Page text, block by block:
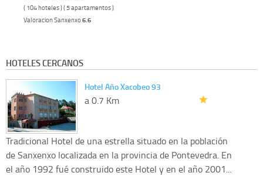
( 104 hoteles ) ( 5 apartamentos )
Valoracion Sanxenxo6.6
HOTELES CERCANOS
Hotel Año Xacobeo 93
a 0.7 Km
Tradicional Hotel de una estrella situado en la población
de Sanxenxo localizada en la provincia de Pontevedra. En
el año 1992 fué construido este Hotel y en el año 2001...